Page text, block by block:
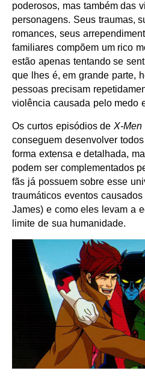
poderosos, mas também das
personagens. Seus traumas,
romances, seus
familiares compõem um rico
estão apenas tentando se
que lhes é, em grande parte,
pessoas precisam
violência causada pelo medo
Os curtos episódios deX-Men
conseguem desenvolver
forma extensa e detalhada,
podem ser complementados
fãs já possuem sobre esse
traumáticos eventos
James) e como eles levam a
limite de sua humanidade.